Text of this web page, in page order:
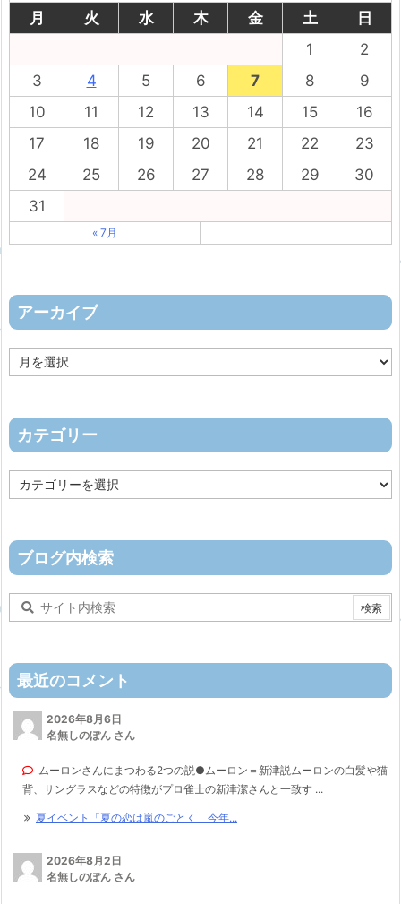
月
火 水 木 金 土
日
1
2
3
4 5 6 7 8
9
10
11 12 13 14 15
16
17
18 19 20 21 22
23
24
25 26 27 28 29
30
31
« 7月
アーカイブ
ー
ブ
カテゴリー
テ
ー
ブログ内検索
最近のコメント
2026年8月6日
名無しのぽん さん
ムーロンさんにまつわる2つの説●ムーロン＝新津説ムーロンの白髪や猫
背、サングラスなどの特徴がプロ雀士の新津潔さんと一致す ...
夏イベント「夏の恋は嵐のごとく」今年...
2026年8月2日
名無しのぽん さん